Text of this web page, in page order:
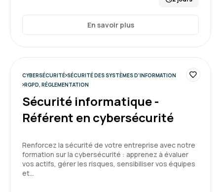
En savoir plus
CYBERSÉCURITÉ SÉCURITÉ DES SYSTÈMES D'INFORMATION
RGPD, RÉGLEMENTATION
Sécurité informatique -
Référent en cybersécurité
Renforcez la sécurité de votre entreprise avec notre
formation sur la cybersécurité : apprenez à évaluer
vos actifs, gérer les risques, sensibiliser vos équipes
et…